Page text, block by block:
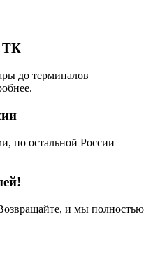
ТК
до терминалов
по остальной России
и мы полностью